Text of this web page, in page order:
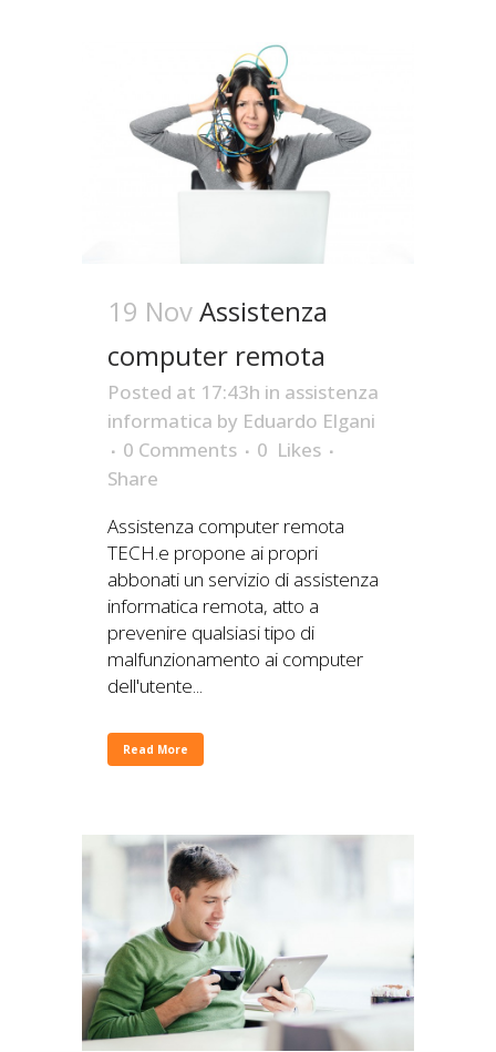
19 NovAssistenza
computer remota
Posted at 17:43h in assistenza
informatica by Eduardo Elgani
0 Comments
0 Likes
Share
Assistenza computer remota
TECH.e propone ai propri
abbonati un servizio di assistenza
informatica remota, atto a
prevenire qualsiasi tipo di
malfunzionamento ai computer
dell'utente...
Read More